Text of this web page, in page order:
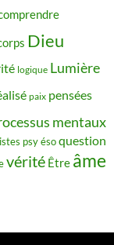
Dieu
logique Lumière
paix pensées
mentaux
psy ésoquestion
vérité Être âme